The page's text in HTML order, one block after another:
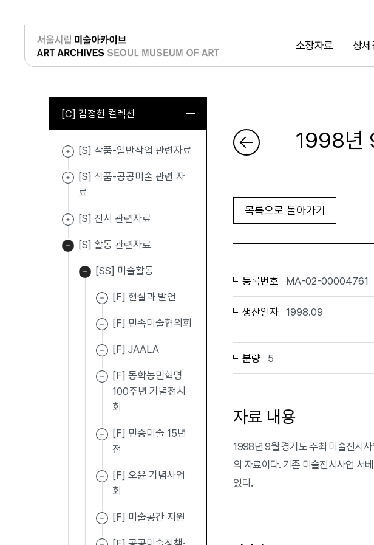
소장자료 상세
로그인
[C] 김정헌 컬렉션
[S] 작품-일반작업 관련자료
[S] 작품-공공미술 관련 자
료
[S] 전시 관련자료
[S] 활동 관련자료
[SS] 미술활동
[F] 현실과 발언
[F] 민족미술협의회
[F] JAALA
[F] 동학농민혁명
100주년 기념전시
회
[F] 민중미술 15년
전
[F] 오윤 기념사업
회
[F] 미술공간 지원
1998년
목록으로 돌아가기
등록번호 MA-02-00004761
생산일자 1998.09
분량 5
자료 내용
1998년 9월 경기도 주최 미술전시
의 자료이다. 기존 미술전시사업 서
있다.